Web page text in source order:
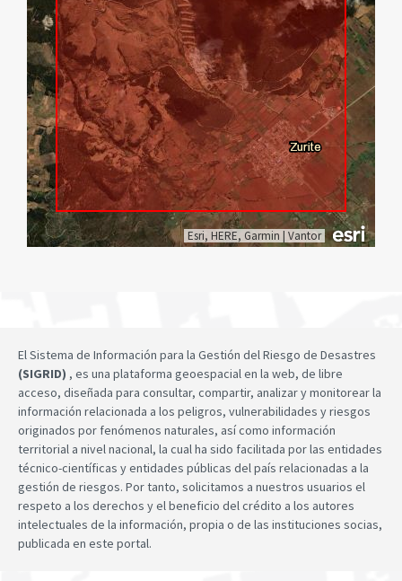
Esri, HERE, Garmin | Vantor
El Sistema de Información para la Gestión del Riesgo de Desastres
(SIGRID) , es una plataforma geoespacial en la web, de libre
acceso, diseñada para consultar, compartir, analizar y monitorear la
información relacionada a los peligros, vulnerabilidades y riesgos
originados por fenómenos naturales, así como información
territorial a nivel nacional, la cual ha sido facilitada por las entidades
técnico-científicas y entidades públicas del país relacionadas a la
gestión de riesgos. Por tanto, solicitamos a nuestros usuarios el
respeto a los derechos y el beneficio del crédito a los autores
intelectuales de la información, propia o de las instituciones socias,
publicada en este portal.